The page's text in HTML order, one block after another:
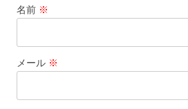
名前 ※
メール ※